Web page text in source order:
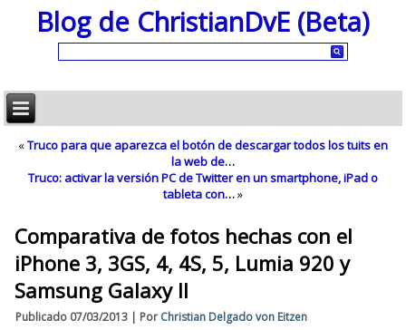
Blog de ChristianDvE (Beta)
«Truco para que aparezca el botón de descargar todos los tuits en
la web de…
Truco: activar la versión PC de Twitter en un smartphone, iPad o
tableta con…»
Comparativa de fotos hechas con el
iPhone 3, 3GS, 4, 4S, 5, Lumia 920 y
Samsung Galaxy II
Publicado 07/03/2013 | Por Christian Delgado von Eitzen